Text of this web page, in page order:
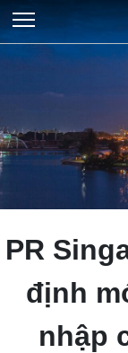
PR
định
nhập